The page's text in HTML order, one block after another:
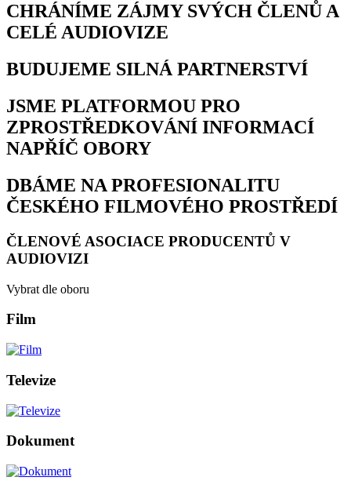
CHRÁNÍME ZÁJMY SVÝCH ČLENŮ A
CELÉ AUDIOVIZE
BUDUJEME SILNÁ PARTNERSTVÍ
JSME PLATFORMOU PRO
ZPROSTŘEDKOVÁNÍ INFORMACÍ
NAPŘÍČ OBORY
DBÁME NA PROFESIONALITU
ČESKÉHO FILMOVÉHO PROSTŘEDÍ
ČLENOVÉ ASOCIACE PRODUCENTŮ V
AUDIOVIZI
Vybrat dle oboru
Film
Televize
Dokument